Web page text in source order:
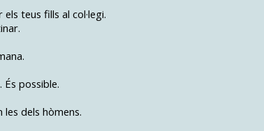
teus fills al col·legi.
possible.
dels hòmens.